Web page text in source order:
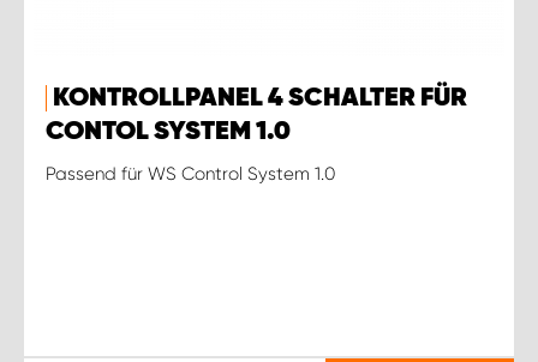
KONTROLLPANEL 4 SCHALTER FÜR
CONTOL SYSTEM 1.0
Passend für WS Control System 1.0